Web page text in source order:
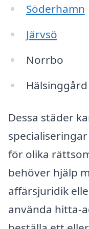
Söderhamn
Järvsö
Norrbo
Hälsinggård
Dessa städer
för olika
behöver hjälp
affärsjuridik
använda hitta-